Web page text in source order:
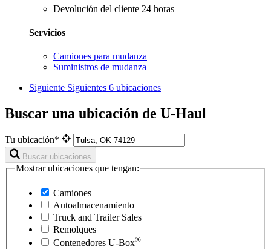
Devolución del cliente 24 horas
Servicios
Camiones para mudanza
Suministros de mudanza
Siguiente Siguientes 6 ubicaciones
Buscar una ubicación de U-Haul
Tu ubicación*
Buscar ubicaciones
Mostrar ubicaciones que tengan:
Camiones
Autoalmacenamiento
Truck and Trailer Sales
Remolques
Contenedores U-Box®